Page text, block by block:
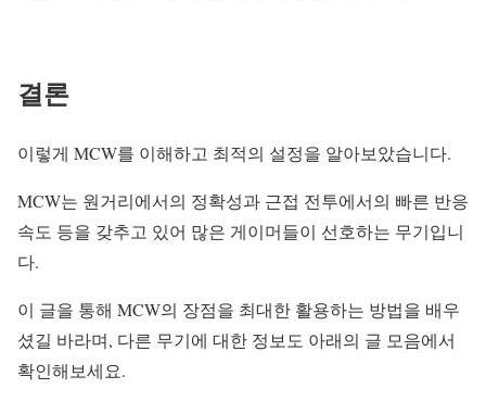
결론
이렇게 MCW를 이해하고 최적의 설정을 알아보았습니다.
MCW는 원거리에서의 정확성과 근접 전투에서의 빠른 반응
속도 등을 갖추고 있어 많은 게이머들이 선호하는 무기입니
다.
이 글을 통해 MCW의 장점을 최대한 활용하는 방법을 배우
셨길 바라며, 다른 무기에 대한 정보도 아래의 글 모음에서
확인해보세요.